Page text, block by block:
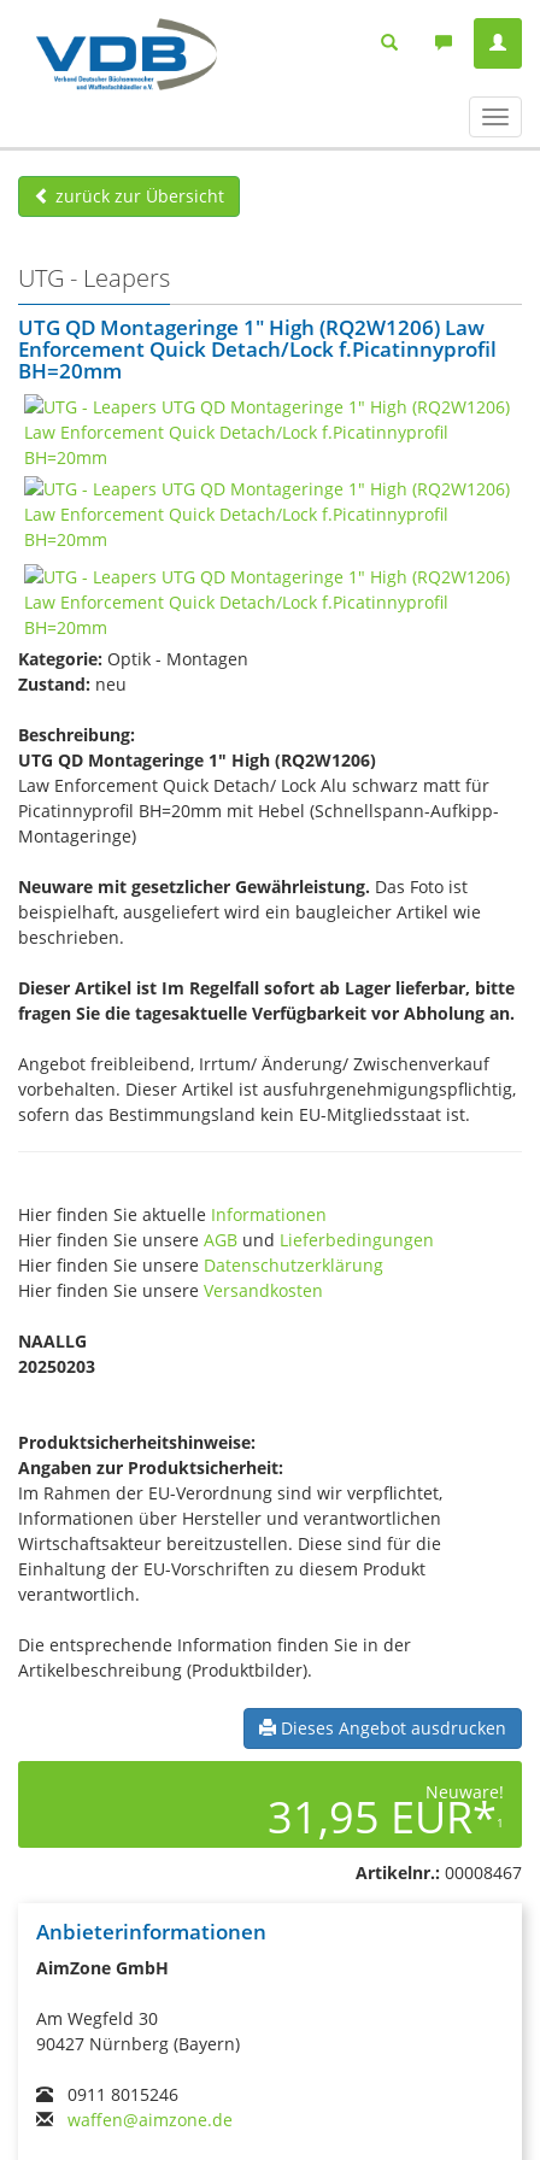
ein-/
zurück zur Übersicht
UTG - Leapers
UTG QD Montageringe 1" High (RQ2W1206) Law
Enforcement Quick Detach/Lock f.Picatinnyprofil
BH=20mm
Kategorie: Optik - Montagen
Zustand: neu
Beschreibung:
UTG QD Montageringe 1" High (RQ2W1206)
Law Enforcement Quick Detach/ Lock Alu schwarz matt für
Picatinnyprofil BH=20mm mit Hebel (Schnellspann-Aufkipp-
Montageringe)
Neuware mit gesetzlicher Gewährleistung. Das Foto ist
beispielhaft, ausgeliefert wird ein baugleicher Artikel wie
beschrieben.
Dieser Artikel ist Im Regelfall sofort ab Lager lieferbar, bitte
fragen Sie die tagesaktuelle Verfügbarkeit vor Abholung an.
Angebot freibleibend, Irrtum/ Änderung/ Zwischenverkauf
vorbehalten. Dieser Artikel ist ausfuhrgenehmigungspflichtig,
sofern das Bestimmungsland kein EU-Mitgliedsstaat ist.
Hier finden Sie aktuelle Informationen
Hier finden Sie unsere AGB und Lieferbedingungen
Hier finden Sie unsere Datenschutzerklärung
Hier finden Sie unsere Versandkosten
NAALLG
20250203
Produktsicherheitshinweise:
Angaben zur Produktsicherheit:
Im Rahmen der EU-Verordnung sind wir verpflichtet,
Informationen über Hersteller und verantwortlichen
Wirtschaftsakteur bereitzustellen. Diese sind für die
Einhaltung der EU-Vorschriften zu diesem Produkt
verantwortlich.
Die entsprechende Information finden Sie in der
Artikelbeschreibung (Produktbilder).
Dieses Angebot ausdrucken
Neuware!
31,95 EUR*1
Artikelnr.: 00008467
Anbieterinformationen
AimZone GmbH
Am Wegfeld 30
90427 Nürnberg (Bayern)
0911 8015246
waffen@aimzone.de